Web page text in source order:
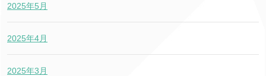
2025年5月
2025年4月
2025年3月